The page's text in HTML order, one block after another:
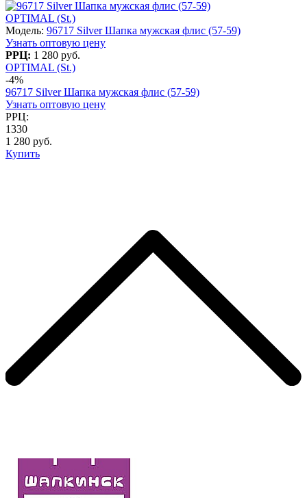
OPTIMAL (St.)
Модель: 96717 Silver Шапка мужская флис (57-59)
Узнать оптовую цену
РРЦ: 1 280 руб.
OPTIMAL (St.)
-4%
96717 Silver Шапка мужская флис (57-59)
Узнать оптовую цену
РРЦ:
1330
1 280 руб.
Купить